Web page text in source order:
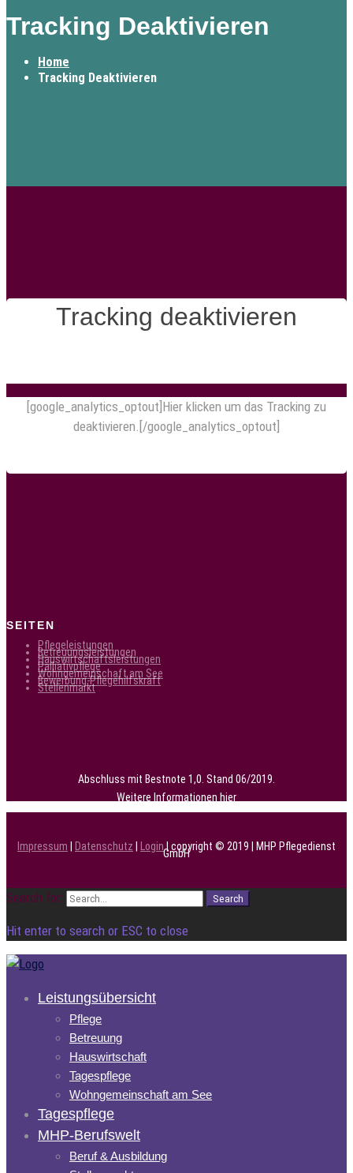
Tracking Deaktivieren
Home
Tracking Deaktivieren
Tracking deaktivieren
[google_analytics_optout]Hier klicken um das Tracking zu
deaktivieren.[/google_analytics_optout]
SEITEN
Pflegeleistungen
Betreuungsleistungen
Hauswirtschaftsleistungen
Palliativpflege
Wohngemeinschaft am See
Bewerbung-Pflegehilfskraft
Stellenmarkt
Abschluss mit Bestnote 1,0. Stand 06/2019.
Weitere Informationen hier
Impressum Datenschutz Login| copyright © 2019 | MHP Pflegedienst
GmbH
Search for: Search
Hit enter to search or ESC to close
Leistungsübersicht
Pflege
Betreuung
Hauswirtschaft
Tagespflege
Wohngemeinschaft am See
Tagespflege
MHP-Berufswelt
Beruf & Ausbildung